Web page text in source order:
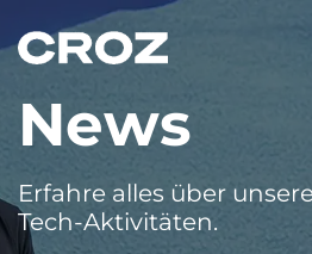
News
Erfahre alles über
Tech-Aktivitäten.